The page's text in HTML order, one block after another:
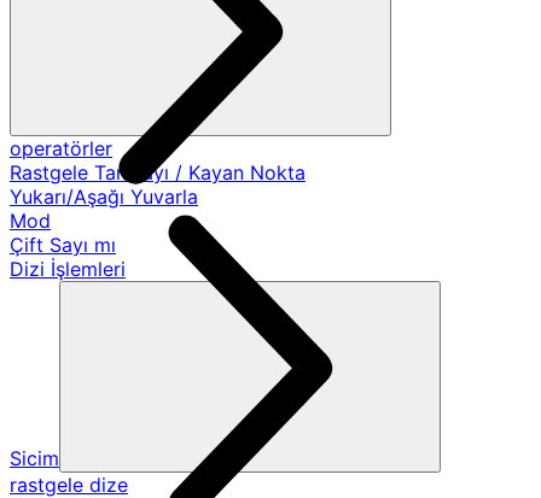
operatörler
Rastgele Tamsayı / Kayan Nokta
Yukarı/Aşağı Yuvarla
Mod
Çift Sayı mı
Dizi İşlemleri
Sicim
rastgele dize